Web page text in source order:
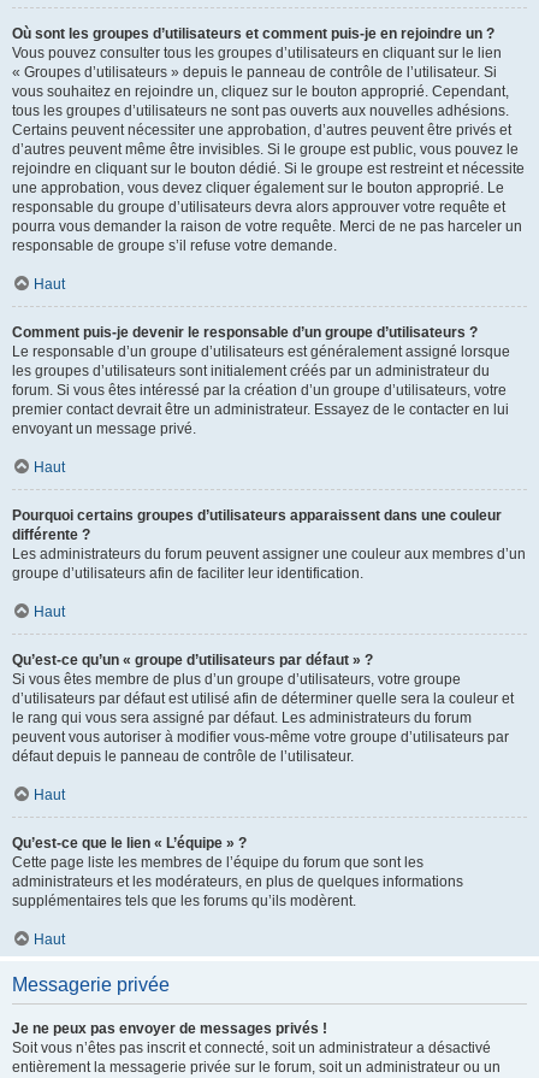
Où sont les groupes d’utilisateurs et comment puis-je en rejoindre un ?
Vous pouvez consulter tous les groupes d’utilisateurs en cliquant sur le lien
« Groupes d’utilisateurs » depuis le panneau de contrôle de l’utilisateur. Si
vous souhaitez en rejoindre un, cliquez sur le bouton approprié. Cependant,
tous les groupes d’utilisateurs ne sont pas ouverts aux nouvelles adhésions.
Certains peuvent nécessiter une approbation, d’autres peuvent être privés et
d’autres peuvent même être invisibles. Si le groupe est public, vous pouvez le
rejoindre en cliquant sur le bouton dédié. Si le groupe est restreint et nécessite
une approbation, vous devez cliquer également sur le bouton approprié. Le
responsable du groupe d’utilisateurs devra alors approuver votre requête et
pourra vous demander la raison de votre requête. Merci de ne pas harceler un
responsable de groupe s’il refuse votre demande.
Haut
Comment puis-je devenir le responsable d’un groupe d’utilisateurs ?
Le responsable d’un groupe d’utilisateurs est généralement assigné lorsque
les groupes d’utilisateurs sont initialement créés par un administrateur du
forum. Si vous êtes intéressé par la création d’un groupe d’utilisateurs, votre
premier contact devrait être un administrateur. Essayez de le contacter en lui
envoyant un message privé.
Haut
Pourquoi certains groupes d’utilisateurs apparaissent dans une couleur
différente ?
Les administrateurs du forum peuvent assigner une couleur aux membres d’un
groupe d’utilisateurs afin de faciliter leur identification.
Haut
Qu’est-ce qu’un « groupe d’utilisateurs par défaut » ?
Si vous êtes membre de plus d’un groupe d’utilisateurs, votre groupe
d’utilisateurs par défaut est utilisé afin de déterminer quelle sera la couleur et
le rang qui vous sera assigné par défaut. Les administrateurs du forum
peuvent vous autoriser à modifier vous-même votre groupe d’utilisateurs par
défaut depuis le panneau de contrôle de l’utilisateur.
Haut
Qu’est-ce que le lien « L’équipe » ?
Cette page liste les membres de l’équipe du forum que sont les
administrateurs et les modérateurs, en plus de quelques informations
supplémentaires tels que les forums qu’ils modèrent.
Haut
Messagerie privée
Je ne peux pas envoyer de messages privés !
Soit vous n’êtes pas inscrit et connecté, soit un administrateur a désactivé
entièrement la messagerie privée sur le forum, soit un administrateur ou un